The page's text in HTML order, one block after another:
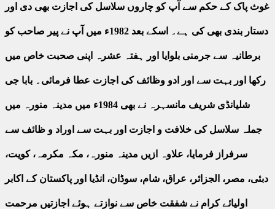
غوث پاک کے حکم سے آپ کو چاروں سلاسل کی اجازت بھی دی اور
دستار بندی بھی کی ہے۔ اسکے بعد 1982ء میں آپ نے پیر صاحب کو
برطانیہ سے جرمنی بلوایا اور ہفتہ عشرہ اپنی صحبت خاص میں
رکھا اور بہت سے اور ادو وظائف کی اجازت عطا فرمائی۔ بابا جی
شلیانڈی شریف مانسہرہ نے بھی 1984ء میں مدینہ منورہ میں
جملہ سلاسل کی خلافت و اجازت اور بہت سے اوراد و ظائف سے
سرفراز فرمایا، علاوہ ازیں مدینہ منورہ، مکہ مکرمہ، کویت،
دبئی، مصر، الجزائر، عراق، شام، سوڈان، انڈیا اور پاکستان کے اکابر
اولیائے کرام نے شفقت خاص سے نوازتے ہوئے اجازتیں مرحمت